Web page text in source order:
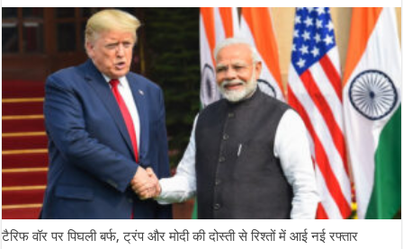
टैरिफ वॉर पर पिघली बर्फ, ट्रंप और मोदी की दोस्ती से रिश्तों में आई नई रफ्तार